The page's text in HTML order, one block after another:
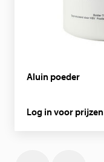
Aluin poeder
Log in voor prijzen